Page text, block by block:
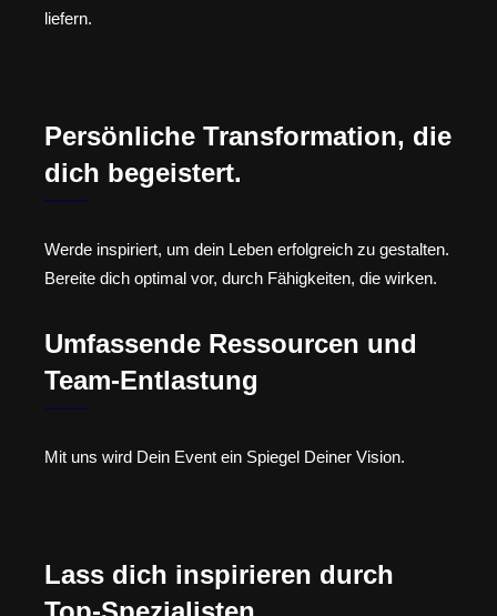
liefern.
Persönliche Transformation, die
dich begeistert.
Werde inspiriert, um dein Leben erfolgreich zu gestalten.
Bereite dich optimal vor, durch Fähigkeiten, die wirken.
Umfassende Ressourcen und
Team-Entlastung
Mit uns wird Dein Event ein Spiegel Deiner Vision.
Lass dich inspirieren durch